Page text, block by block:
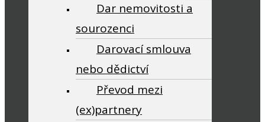
Dar nemovitosti a
sourozenci
Darovací smlouva
nebo dědictví
Převod mezi
(ex)partnery